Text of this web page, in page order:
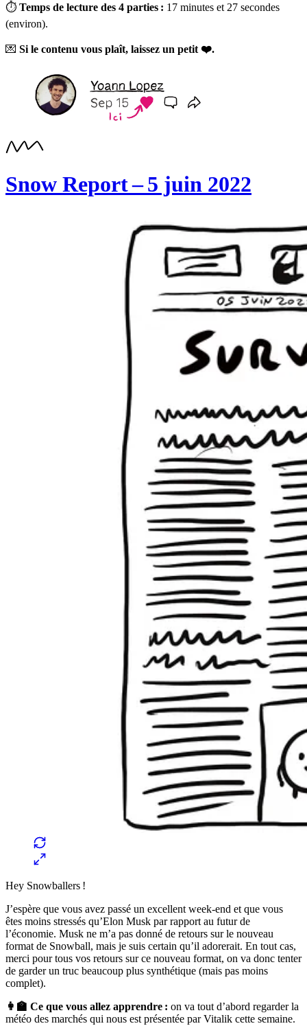
⏱ Temps de lecture des 4 parties : 17 minutes et 27 secondes
(environ).
💌 Si le contenu vous plaît, laissez un petit ❤️.
Snow Report – 5 juin 2022
Hey Snowballers !
J’espère que vous avez passé un excellent week-end et que vous
êtes moins stressés qu’Elon Musk par rapport au futur de
l’économie. Musk ne m’a pas donné de retours sur le nouveau
format de Snowball, mais je suis certain qu’il adorerait. En tout cas,
merci pour tous vos retours sur ce nouveau format, on va donc tenter
de garder un truc beaucoup plus synthétique (mais pas moins
complet).
👩‍🏫 Ce que vous allez apprendre : on va tout d’abord regarder la
météo des marchés qui nous est présentée par Vitalik cette semaine.